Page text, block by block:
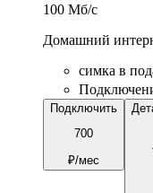
100 Мб/c
Домашний
симка в
Подключить
700
₽/мес